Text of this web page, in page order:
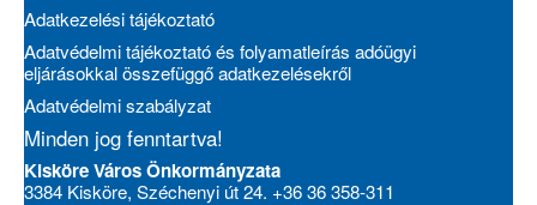
Adatkezelési tájékoztató
Adatvédelmi tájékoztató és folyamatleírás adóügyi
eljárásokkal összefüggő adatkezelésekről
Adatvédelmi szabályzat
Minden jog fenntartva!
Kisköre Város Önkormányzata
3384 Kisköre, Széchenyi út 24. +36 36 358-311